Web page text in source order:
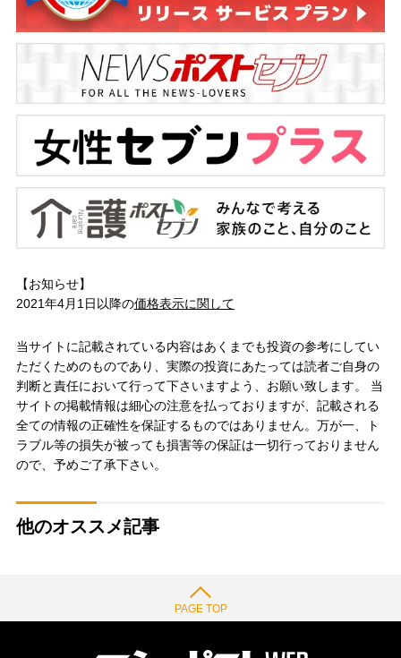
【お知らせ】
2021年4月1日以降の価格表示に関して
当サイトに記載されている内容はあくまでも投資の参考にしてい
ただくためのものであり、実際の投資にあたっては読者ご自身の
判断と責任において行って下さいますよう、お願い致します。 当
サイトの掲載情報は細心の注意を払っておりますが、記載される
全ての情報の正確性を保証するものではありません。万が一、ト
ラブル等の損失が被っても損害等の保証は一切行っておりません
ので、予めご了承下さい。
他のオススメ記事
PAGE TOP